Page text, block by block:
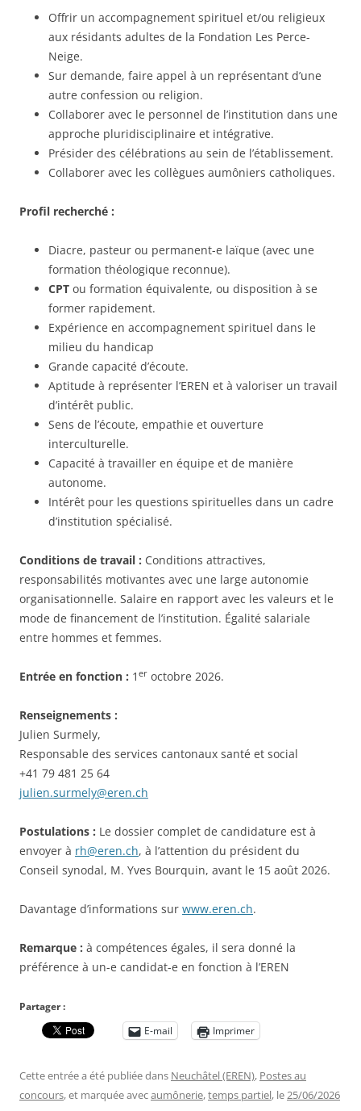
Offrir un accompagnement spirituel et/ou religieux
aux résidants adultes de la Fondation Les Perce-
Neige.
Sur demande, faire appel à un représentant d’une
autre confession ou religion.
Collaborer avec le personnel de l’institution dans une
approche pluridisciplinaire et intégrative.
Présider des célébrations au sein de l’établissement.
Collaborer avec les collègues aumôniers catholiques.
Profil recherché :
Diacre, pasteur ou permanent-e laïque (avec une
formation théologique reconnue).
CPT ou formation équivalente, ou disposition à se
former rapidement.
Expérience en accompagnement spirituel dans le
milieu du handicap
Grande capacité d’écoute.
Aptitude à représenter l’EREN et à valoriser un travail
d’intérêt public.
Sens de l’écoute, empathie et ouverture
interculturelle.
Capacité à travailler en équipe et de manière
autonome.
Intérêt pour les questions spirituelles dans un cadre
d’institution spécialisé.
Conditions de travail : Conditions attractives,
responsabilités motivantes avec une large autonomie
organisationnelle. Salaire en rapport avec les valeurs et le
mode de financement de l’institution. Égalité salariale
entre hommes et femmes.
Entrée en fonction : 1 er octobre 2026.
Renseignements :
Julien Surmely,
Responsable des services cantonaux santé et social
+41 79 481 25 64
julien.surmely@eren.ch
Postulations : Le dossier complet de candidature est à
envoyer à rh@eren.ch, à l’attention du président du
Conseil synodal, M. Yves Bourquin, avant le 15 août 2026.
Davantage d’informations sur www.eren.ch.
Remarque : à compétences égales, il sera donné la
préférence à un-e candidat-e en fonction à l’EREN
Partager :
E-mail
Imprimer
Cette entrée a été publiée dans Neuchâtel (EREN), Postes au
concours, et marquée avecaumônerie,temps partiel, le25/06/2026